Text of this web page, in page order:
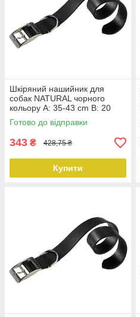
Шкіряний нашийник для
собак NATURAL чорного
кольору A: 35-43 cm B: 20
mm
Готово до відправки
343 ₴ 428,75 ₴
Купити